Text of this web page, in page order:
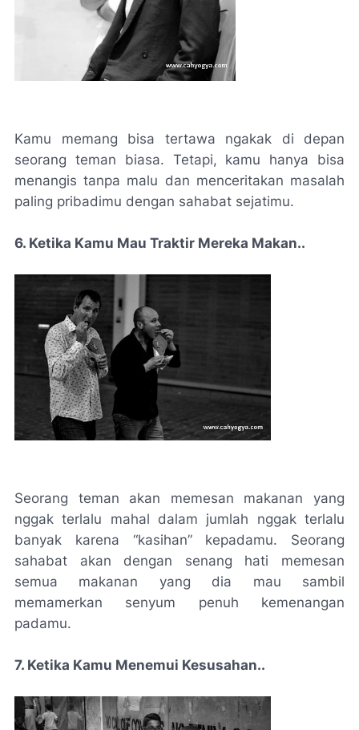
Kamu memang bisa tertawa ngakak di depan
seorang teman biasa. Tetapi, kamu hanya bisa
menangis tanpa malu dan menceritakan masalah
paling pribadimu dengan sahabat sejatimu.
6. Ketika Kamu Mau Traktir Mereka Makan..
Seorang teman akan memesan makanan yang
nggak terlalu mahal dalam jumlah nggak terlalu
banyak karena “kasihan” kepadamu. Seorang
sahabat akan dengan senang hati memesan
semua makanan yang dia mau sambil
memamerkan senyum penuh kemenangan
padamu.
7. Ketika Kamu Menemui Kesusahan..